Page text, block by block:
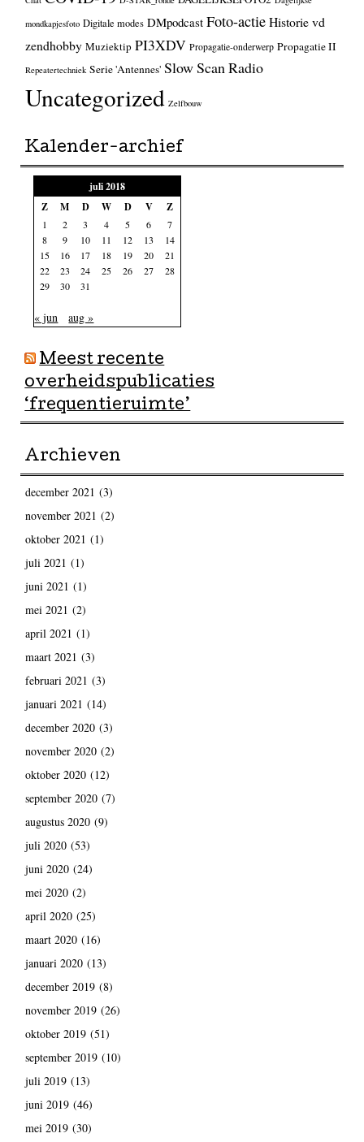
mondkapjesfoto Digitale modes DMpodcast Foto-actieHistorie vd
zendhobby Muziektip PI3XDV Propagatie-onderwerp Propagatie II
Repeatertechniek Serie 'Antennes' Slow Scan Radio
Uncategorized Zelfbouw
Kalender-archief
juli 2018
Z
M D W D V Z
1 2 3 4 5 6
7
8
9 10 11 12 13
14
15
16 17 18 19 20
21
22
23 24 25 26 27
28
29
30 31
« jun aug »
Meest recente
overheidspublicaties
‘frequentieruimte’
Archieven
december 2021 (3)
november 2021 (2)
oktober 2021 (1)
juli 2021 (1)
juni 2021 (1)
mei 2021 (2)
april 2021 (1)
maart 2021 (3)
februari 2021 (3)
januari 2021 (14)
december 2020(3)
november 2020(2)
oktober 2020(12)
september 2020(7)
augustus 2020(9)
juli 2020(53)
juni 2020(24)
mei 2020(2)
april 2020(25)
maart 2020(16)
januari 2020(13)
december 2019(8)
november 2019(26)
oktober 2019(51)
september 2019(10)
juli 2019(13)
juni 2019(46)
mei 2019(30)